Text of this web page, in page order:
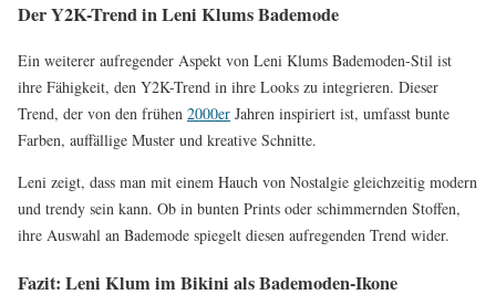
Der Y2K-Trend in Leni Klums Bademode
Ein weiterer aufregender Aspekt von Leni Klums Bademoden-Stil ist
ihre Fähigkeit, den Y2K-Trend in ihre Looks zu integrieren. Dieser
Trend, der von den frühen 2000er Jahren inspiriert ist, umfasst bunte
Farben, auffällige Muster und kreative Schnitte.
Leni zeigt, dass man mit einem Hauch von Nostalgie gleichzeitig modern
und trendy sein kann. Ob in bunten Prints oder schimmernden Stoffen,
ihre Auswahl an Bademode spiegelt diesen aufregenden Trend wider.
Fazit: Leni Klum im Bikini als Bademoden-Ikone